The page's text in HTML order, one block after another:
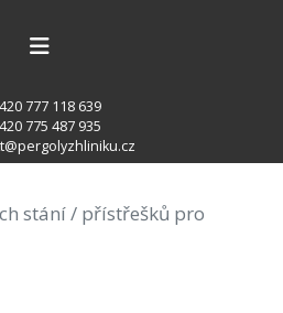
777 118 639
775 487 935
stání / přístřešků pro